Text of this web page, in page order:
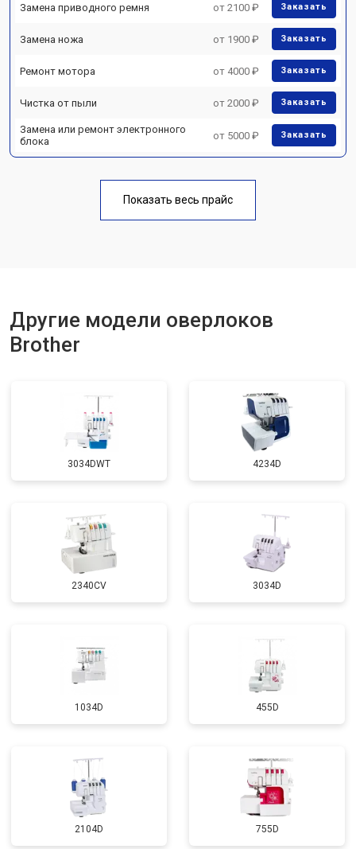
Замена приводного ремня от 2100 ₽ Заказать
Замена ножа от 1900 ₽ Заказать
Ремонт мотора от 4000 ₽ Заказать
Чистка от пыли от 2000 ₽ Заказать
Замена или ремонт электронного
блока
от 5000 ₽ Заказать
Показать весь прайс
Другие модели оверлоков
Brother
3034DWT 4234D
2340CV 3034D
1034D 455D
2104D 755D